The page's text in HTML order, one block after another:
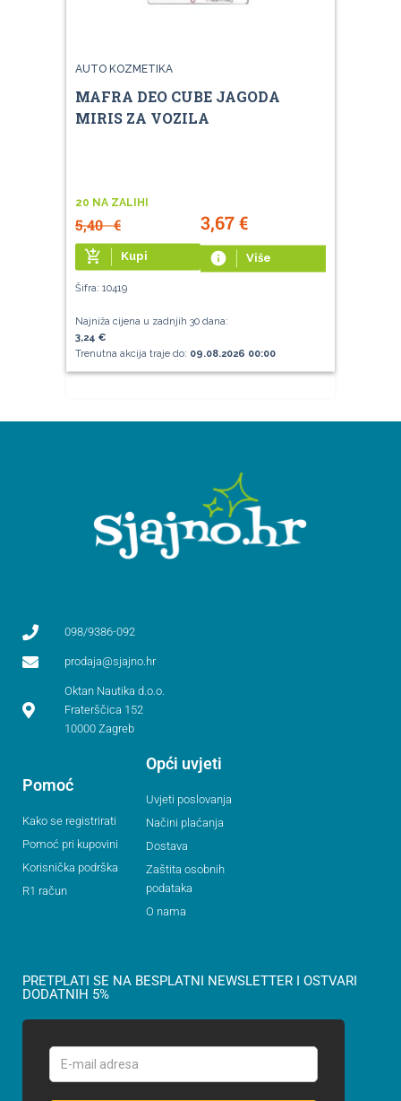
AUTO KOZMETIKA
MAFRA DEO CUBE JAGODA
MIRIS ZA VOZILA
20 NA ZALIHI
5,40€ 3,67€
add_shopping_cart Kupi info Više
Šifra: 10419
Najniža cijena u zadnjih 30 dana:
3,24 €
Trenutna akcija traje do: 09.08.2026 00:00
098/9386-092
prodaja@sjajno.hr
Oktan Nautika d.o.o.
Fraterščica 152
10000 Zagreb
Pomoć
Kako se registrirati
Pomoć pri kupovini
Korisnička podrška
R1 račun
Opći uvjeti
Uvjeti poslovanja
Načini plaćanja
Dostava
Zaštita osobnih
podataka
O nama
PRETPLATI SE NA BESPLATNI NEWSLETTER I OSTVARI
DODATNIH 5%